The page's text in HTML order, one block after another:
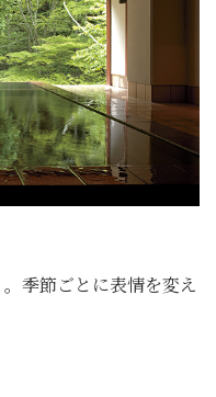
季節ごとに表情を変え